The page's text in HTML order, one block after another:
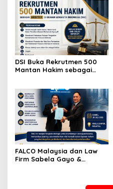
Kesehatan di Era AI dan
Teknologi
DSI Buka Rekrutmen 500
Mantan Hakim sebagai
Indonesia
FALCO Malaysia dan Law
Firm Sabela Gayo &